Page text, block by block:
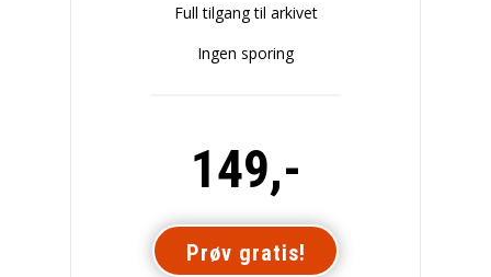
Full tilgang til arkivet
Ingen sporing
149,-
Prøv gratis!